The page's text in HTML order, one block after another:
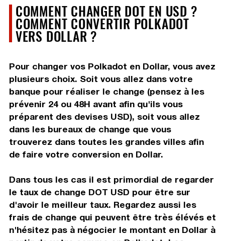
COMMENT CHANGER DOT EN USD ?
COMMENT CONVERTIR POLKADOT
VERS DOLLAR ?
Pour changer vos Polkadot en Dollar, vous avez
plusieurs choix. Soit vous allez dans votre
banque pour réaliser le change (pensez à les
prévenir 24 ou 48H avant afin qu'ils vous
préparent des devises USD), soit vous allez
dans les bureaux de change que vous
trouverez dans toutes les grandes villes afin
de faire votre conversion en Dollar.
Dans tous les cas il est primordial de regarder
le taux de change DOT USD pour être sur
d'avoir le meilleur taux. Regardez aussi les
frais de change qui peuvent être très élévés et
n'hésitez pas à négocier le montant en Dollar à